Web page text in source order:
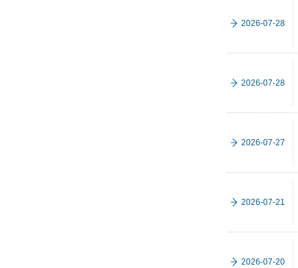
2026-07-28
2026-07-28
2026-07-27
2026-07-21
2026-07-20